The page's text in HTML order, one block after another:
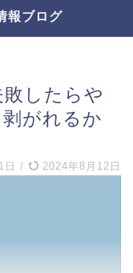
報ブログ
したらや
がれるか
日 / 2024年8月12日